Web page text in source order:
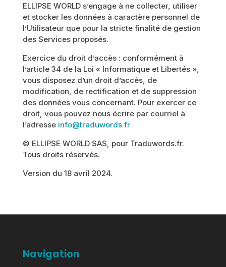
ELLIPSE WORLD s’engage à ne collecter, utiliser
et stocker les données à caractère personnel de
l’Utilisateur que pour la stricte finalité de gestion
des Services proposés.
Exercice du droit d’accès : conformément à
l’article 34 de la Loi « Informatique et Libertés »,
vous disposez d’un droit d’accès, de
modification, de rectification et de suppression
des données vous concernant. Pour exercer ce
droit, vous pouvez nous écrire par courriel à
l’adresse info@traduwords.fr
© ELLIPSE WORLD SAS, pour Traduwords.fr.
Tous droits réservés.
Version du 18 avril 2024.
Navigation